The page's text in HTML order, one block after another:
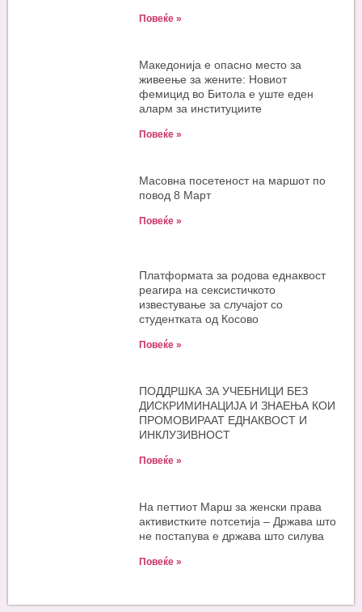
Повеќе »
Македонија е опасно место за
живеење за жените: Новиот
фемицид во Битола е уште еден
аларм за институциите
Повеќе »
Масовна посетеност на маршот по
повод 8 Март
Повеќе »
Платформата за родова еднаквост
реагира на сексистичкото
известување за случајот со
студентката од Косово
Повеќе »
ПОДДРШКА ЗА УЧЕБНИЦИ БЕЗ
ДИСКРИМИНАЦИЈА И ЗНАЕЊА КОИ
ПРОМОВИРААТ ЕДНАКВОСТ И
ИНКЛУЗИВНОСТ
Повеќе »
На петтиот Марш за женски права
активистките потсетија – Држава што
не постапува е држава што силува
Повеќе »